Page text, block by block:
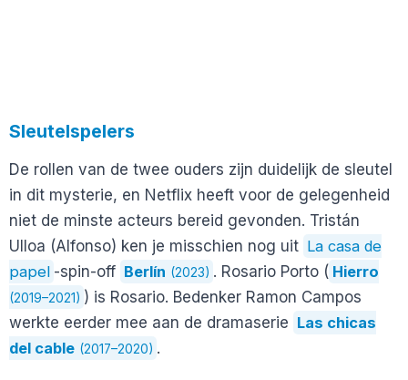
Sleutelspelers
De rollen van de twee ouders zijn duidelijk de sleutel
in dit mysterie, en Netflix heeft voor de gelegenheid
niet de minste acteurs bereid gevonden. Tristán
Ulloa (Alfonso) ken je misschien nog uit La casa de
papel -spin-off Berlín (2023) . Rosario Porto ( Hierro
(2019–2021) ) is Rosario. Bedenker Ramon Campos
werkte eerder mee aan de dramaserie Las chicas
del cable (2017–2020) .